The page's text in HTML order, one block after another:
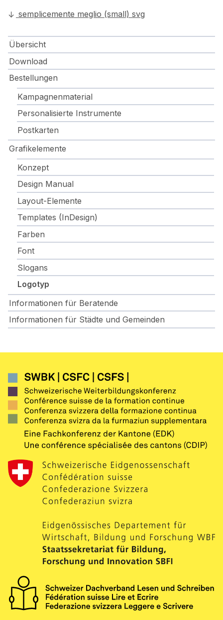
Übersicht
Download
Bestellungen
Kampagnenmaterial
Personalisierte Instrumente
Postkarten
Grafikelemente
Konzept
Design Manual
Layout-Elemente
Templates (InDesign)
Farben
Font
Slogans
Logotyp
Informationen für Beratende
Informationen für Städte und Gemeinden
semplicemente meglio (small) svg